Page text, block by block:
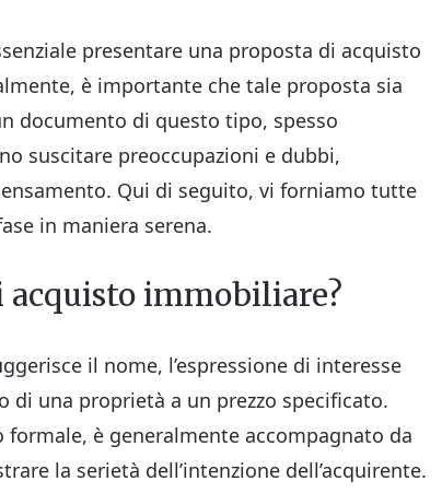
presentare una proposta di acquisto
è importante che tale proposta sia
documento di questo tipo, spesso
suscitare preoccupazioni e dubbi,
Qui di seguito, vi forniamo tutte
in maniera serena.
acquisto immobiliare?
il nome, l’espressione di interesse
di una proprietà a un prezzo specificato.
è generalmente accompagnato da
la serietà dell’intenzione dell’acquirente.